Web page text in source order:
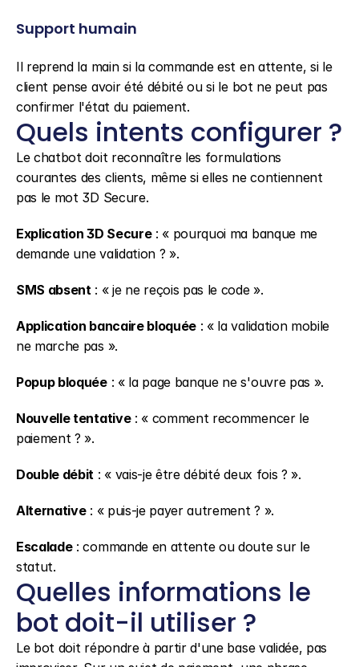
Support humain
Il reprend la main si la commande est en attente, si le
client pense avoir été débité ou si le bot ne peut pas
confirmer l'état du paiement.
Quels intents configurer ?
Le chatbot doit reconnaître les formulations
courantes des clients, même si elles ne contiennent
pas le mot 3D Secure.
Explication 3D Secure : « pourquoi ma banque me
demande une validation ? ».
SMS absent : « je ne reçois pas le code ».
Application bancaire bloquée : « la validation mobile
ne marche pas ».
Popup bloquée : « la page banque ne s'ouvre pas ».
Nouvelle tentative : « comment recommencer le
paiement ? ».
Double débit : « vais-je être débité deux fois ? ».
Alternative : « puis-je payer autrement ? ».
Escalade : commande en attente ou doute sur le
statut.
Quelles informations le
bot doit-il utiliser ?
Le bot doit répondre à partir d'une base validée, pas